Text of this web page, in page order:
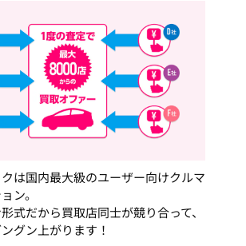
は国内最大級のユーザー向けクルマ
ン。
式だから買取店同士が競り合って、
グン上がります！